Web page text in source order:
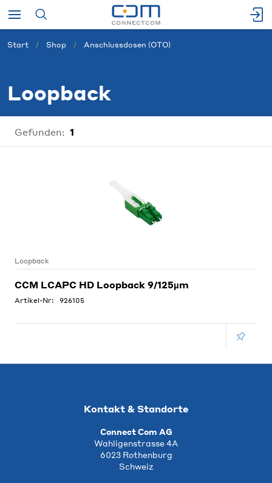
Start Shop Anschlussdosen (OTO)
Loopback
Gefunden: 1
Loopback
CCM LCAPC HD Loopback 9/125µm
Artikel-Nr: 926105
Kontakt & Standorte
Connect Com AG
Wahligenstrasse 4A
6023 Rothenburg
Schweiz